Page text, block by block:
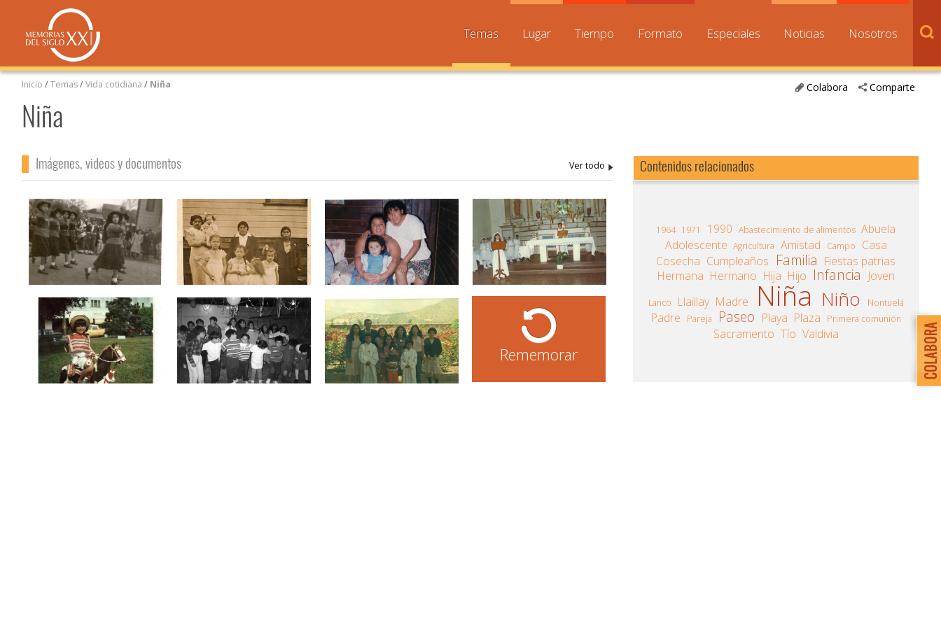
Temas Lugar Tiempo Formato Especiales Noticias Nosotros
Comparte
Colabora
Inicio /Temas/Vida cotidiana/ Niña
Niña
Imágenes, videos y documentos
Rememorar
Contenidos relacionados
1964 1971 1990 Abastecimiento de alimentos Abuela
Adolescente Agricultura Amistad Campo
Casa
Cosecha Cumpleaños Familia Fiestas patrias
Hermana Hermano Hija Hijo Infancia Joven
Lanco Llaillay Madre Niña Niño Nontuelá
Padre Pareja Paseo Playa Plaza Primera comunión
Sacramento Tío Valdivia